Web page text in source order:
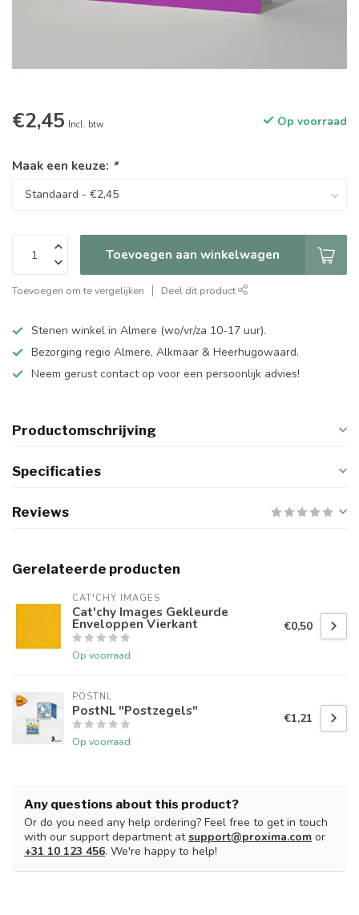
€2,45 Incl. btw Op voorraad
Maak een keuze: *
Toevoegen aan winkelwagen
Toevoegen om te vergelijken Deel dit product
Stenen winkel in Almere (wo/vr/za 10-17 uur).
Bezorging regio Almere, Alkmaar & Heerhugowaard.
Neem gerust contact op voor een persoonlijk advies!
Productomschrijving
Specificaties
Reviews
Gerelateerde producten
CAT'CHY IMAGES
Cat'chy Images Gekleurde
Enveloppen Vierkant
Op voorraad
€0,50
POSTNL
PostNL "Postzegels"
Op voorraad
€1,21
Any questions about this product?
Or do you need any help ordering? Feel free to get in touch
with our support department atsupport@proxima.com or
+31 10 123 456. We're happy to help!